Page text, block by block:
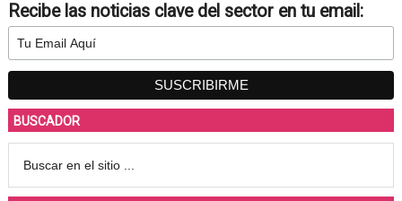
Recibe las noticias clave del sector en tu email:
BUSCADOR